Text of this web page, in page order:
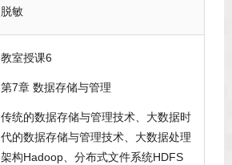
脱敏
教室授课6
第7章 数据存储与管理
传统的数据存储与管理技术、大数据时
代的数据存储与管理技术、大数据处理
架构Hadoop、分布式文件系统HDFS